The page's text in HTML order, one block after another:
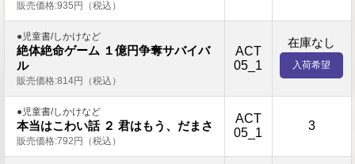
販売価格:935円（税込）
●児童書/しかけなど
絶体絶命ゲーム １億円争奪サバイバ
ル
販売価格:814円（税込）
ACT
05_1
在庫なし
入荷希望
●児童書/しかけなど
本当はこわい話 ２ 君はもう、だまさ
販売価格:792円（税込）
ACT
05_1
3